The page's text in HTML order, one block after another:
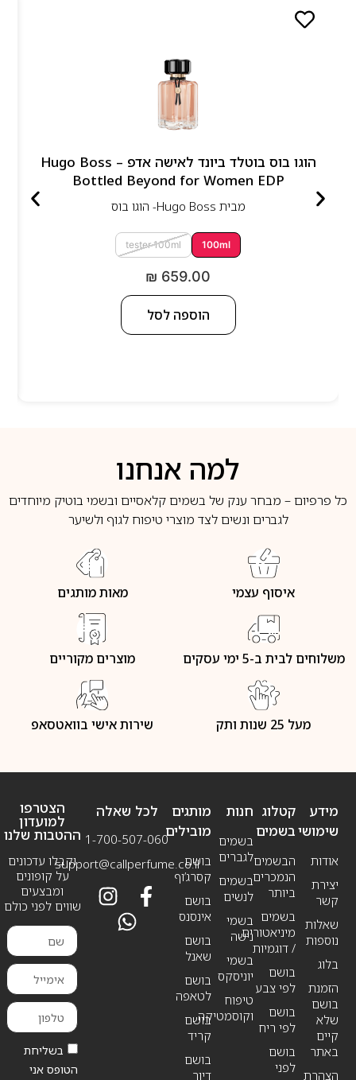
הוגו בוס בוטלד ביונד לאישה אדפ – Hugo Boss
Bottled Beyond for Women EDP
מבית Hugo Boss- הוגו בוס
100ml
tester 100ml
₪ 659.00
הוספה לסל
למה אנחנו
כל פרפיום – מבחר ענק של בשמים קלאסיים ובשמי בוטיק מיוחדים
לגברים ונשים לצד מוצרי טיפוח לגוף ולשיער
איסוף עצמי מאות מותגים
משלוחים לבית ב-5 ימי עסקים מוצרים מקוריים
מעל 25 שנות ותק שירות אישי בוואטסאפ
מידע
שימושי
אודות
יצירת
קשר
שאלות
נוספות
בלוג
הזמנת
בושם
שלא
קיים
באתר
הצהרת
חנות
בשמים
לגברים
בשמים
לנשים
בשמי
נישה
בשמי
יוניסקס
טיפוח
וקוסמטיקה
קטלוג
בשמים
הבשמים
הנמכרים
ביותר
בשמים
מיניאטורים
/ דוגמיות
בושם
לפי צבע
בושם
לפי ריח
בושם
לפני
מותגים
מובילים
בושם
קסרג’וף
בושם
אינסנס
בושם
שאנל
בושם
לטאפה
בושם
קריד
בושם
דיור
לכל שאלה
1-700-507-060
support@callperfume.co.il
הצטרפו
למועדון
ההטבות שלנו
וקבלו עדכונים
על קופונים
ומבצעים
שווים לפני כולם
בשליחת
הטופס אני